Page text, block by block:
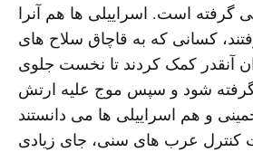
گرفته است. اسراییلی ها هم آنرا
کسانی که به قاچاق سلاح های
آنقدر کمک کردند تا نخست جلوی
شود و سپس موج علیه ارتش
و هم اسراییلی ها می دانستند
کنترل عرب های سنی، جای زیادی